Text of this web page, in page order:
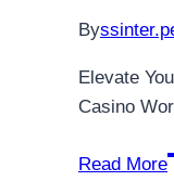
By
Elevate
Casino
Read More